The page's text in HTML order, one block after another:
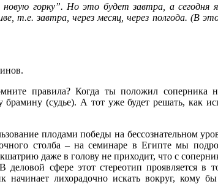
горку”. Но это будет завтра, а сегодня
т.е. завтра, через месяц, через полгода. (В
правила? Когда ты положил соперника
(судье). А тот уже будет решать, как
плодами победы на бессознательном
столба – на семинаре в Египте мы
кшатрию даже в голову не приходит, что с
сфере этот стереотип проявляется в
лихорадочно искать вокруг, кому